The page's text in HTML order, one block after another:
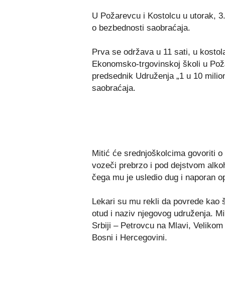
U Požarevcu i Kostolcu u utorak,
o bezbednosti saobraćaja.
Prva se održava u 11 sati, u
Ekonomsko-trgovinskoj školi u
predsednik Udruženja „1 u 10
saobraćaja.
Mitić će srednjoškolcima govoriti
vozeči prebrzo i pod dejstvom
čega mu je usledio dug i naporan
Lekari su mu rekli da povrede kao
otud i naziv njegovog udruženja.
Srbiji – Petrovcu na Mlavi,
Bosni i Hercegovini.